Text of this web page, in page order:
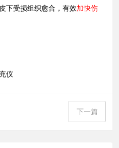
下受损组织愈合，有效加快伤
仪
下一篇